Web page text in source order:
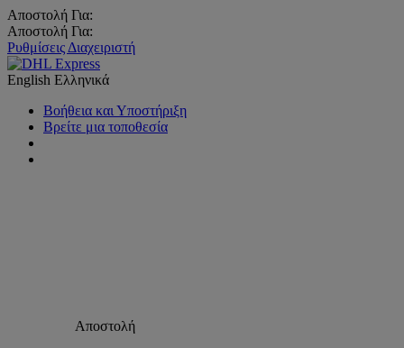
Αποστολή Για:
Αποστολή Για:
Ρυθμίσεις Διαχειριστή
English Ελληνικά
Βοήθεια και Υποστήριξη
Βρείτε μια τοποθεσία
Αποστολή